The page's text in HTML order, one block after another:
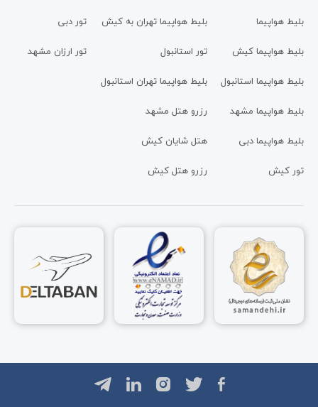
بلیط هواپیما
بلیط هواپیما کیش
بلیط هواپیما استانبول
بلیط هواپیما مشهد
بلیط هواپیما دبی
تور کیش
بلیط هواپیما تهران به کیش
تور استانبول
بلیط هواپیما تهران استانبول
رزرو هتل مشهد
هتل شایان کیش
رزرو هتل کیش
تور دبی
تور ارزان مشهد